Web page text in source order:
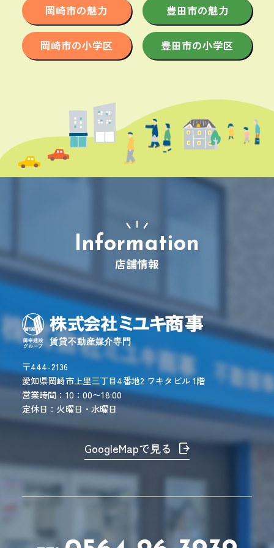
岡崎市の魅力
岡崎市の小学区
豊田市の魅力
豊田市の小学区
店舗情報
〒444-2136
愛知県岡崎市上里三丁目4番地2 ワキタビル 1階
営業時間：10：00〜18:00
定休日：火曜日・水曜日
GoogleMapで見る